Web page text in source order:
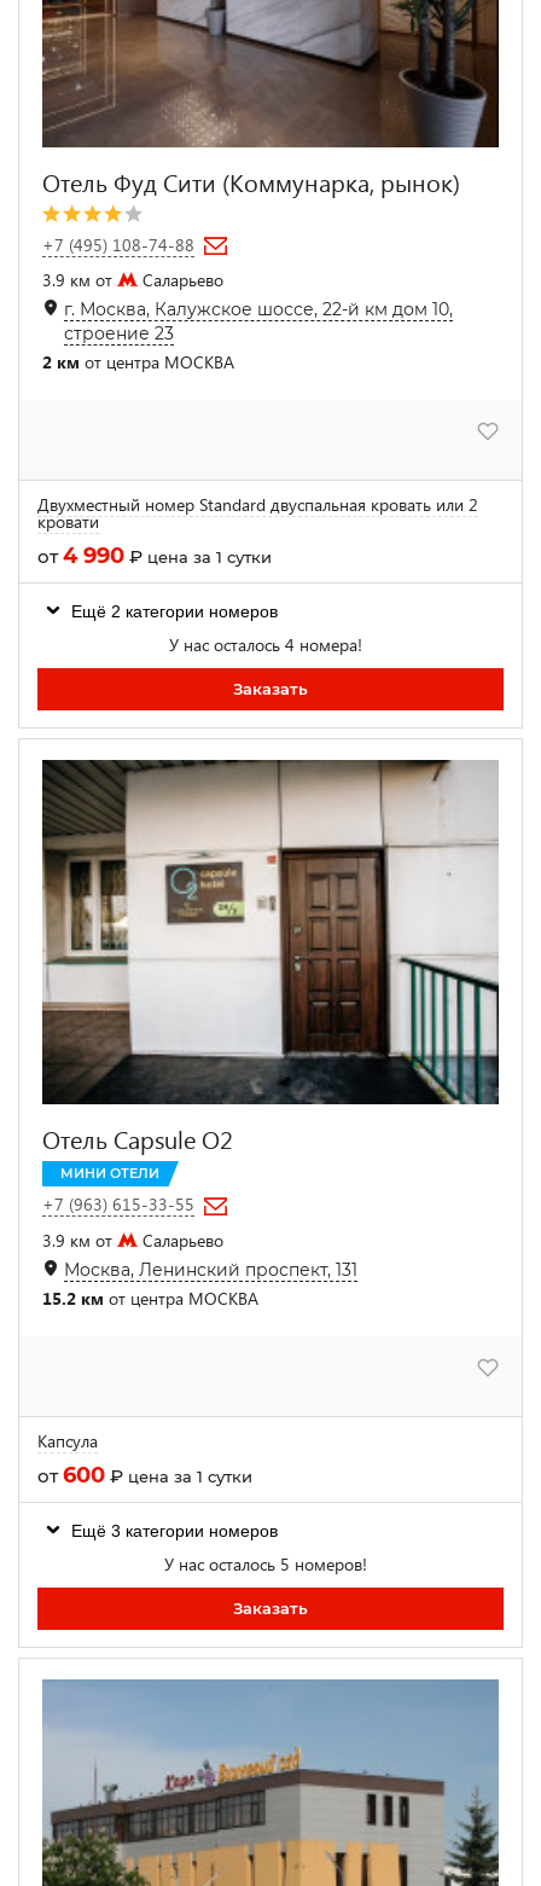
Отель Фуд Сити (Коммунарка, рынок)
+7 (495) 108-74-88
3.9 км от
Саларьево
г. Москва, Калужское шоссе, 22-й км дом 10,
строение 23
2 км от центра МОСКВА
Двухместный номер Standard двуспальная кровать или 2
кровати
от4 990 ₽ цена за 1 сутки
Ещё 2 категории номеров
У нас осталось 4 номера!
Заказать
Отель Capsule O2
МИНИ ОТЕЛИ
+7 (963) 615-33-55
3.9 км от
Саларьево
Москва, Ленинский проспект, 131
15.2 км от центра МОСКВА
Капсула
от600 ₽ цена за 1 сутки
Ещё 3 категории номеров
У нас осталось 5 номеров!
Заказать